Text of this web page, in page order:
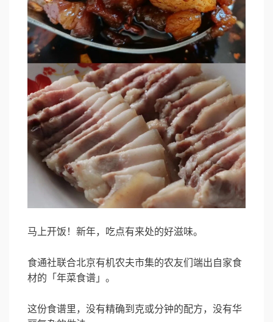
马上开饭！新年，吃点有来处的好滋味。
食通社联合北京有机农夫市集的农友们端出自家食
材的「年菜食谱」。
这份食谱里，没有精确到克或分钟的配方，没有华